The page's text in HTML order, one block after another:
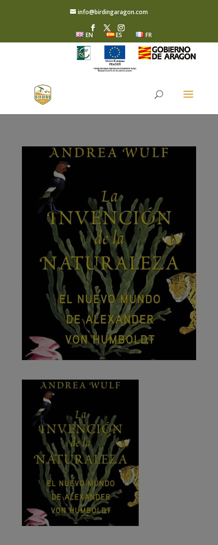
info@birdingaragon.com
EN ES FR